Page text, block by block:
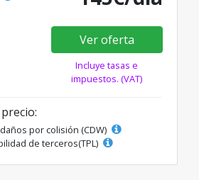
Ver oferta
Incluye tasas e
impuestos. (VAT)
por colisión (CDW)
de terceros(TPL)